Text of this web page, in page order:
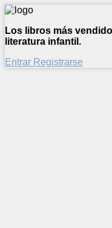
Los libros más
literatura infantil.
Entrar Registrarse